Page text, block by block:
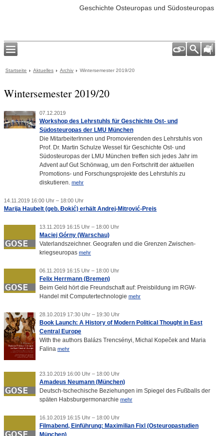
Geschichte Osteuropas und Südosteuropas
Startseite Aktuelles Archiv Wintersemester 2019/20
Wintersemester 2019/20
07.12.2019
Workshop des Lehrstuhls für Geschichte Ost- und
Südosteuropas der LMU München
Die MitarbeiterInnen und Promovierenden des Lehrstuhls von
Prof. Dr. Martin Schulze Wessel für Geschichte Ost- und
Südosteuropas der LMU München treffen sich jedes Jahr im
Advent auf Gut Schönwag, um den Fortschritt der aktuellen
Promotions- und Forschungsprojekte des Lehrstuhls zu
diskutieren. mehr
14.11.2019 16:00 Uhr – 18:00 Uhr
Marija Haubelt (geb. Đokić) erhält Andrej-Mitrović-Preis
13.11.2019 16:15 Uhr – 18:00 Uhr
Maciej Górny (Warschau)
Vaterlandszeichner. Geografen und die Grenzen Zwischen-
kriegseuropas mehr
06.11.2019 16:15 Uhr – 18:00 Uhr
Felix Herrmann (Bremen)
Beim Geld hört die Freundschaft auf: Preisbildung im RGW-
Handel mit Computertechnologie mehr
28.10.2019 17:30 Uhr – 19:30 Uhr
Book Launch: A History of Modern Political Thought in East
Central Europe
With the authors Balázs Trencsényi, Michal Kopeček and Maria
Falina mehr
23.10.2019 16:00 Uhr – 18:00 Uhr
Amadeus Neumann (München)
Deutsch-tschechische Beziehungen im Spiegel des Fußballs der
späten Habsburgermonarchie mehr
16.10.2019 16:15 Uhr – 18:00 Uhr
Filmabend, Einführung: Maximilian Fixl (Osteuropastudien